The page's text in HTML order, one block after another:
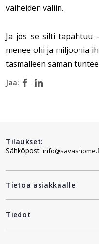
vaiheiden väliin.
Ja jos se silti tapahtuu
menee ohi ja miljoonia
täsmälleen saman
Jaa:
Tilaukset:
Sähköposti
Tietoa asiakkaalle
Tiedot